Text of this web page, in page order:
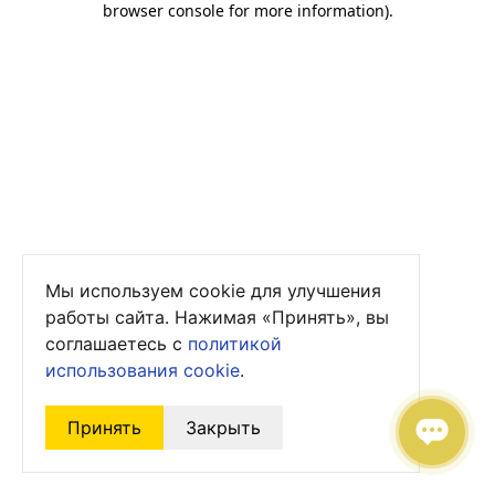
browser console for more information).
Мы используем cookie для улучшения
работы сайта. Нажимая «Принять», вы
соглашаетесь с политикой
использования cookie.
Принять Закрыть